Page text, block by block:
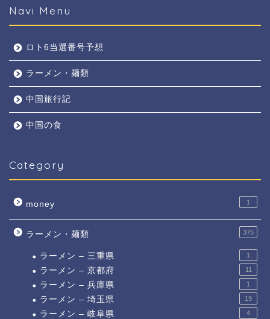
Navi Menu
ロト6当選番号予想
ラーメン・麺類
中国旅行記
中国の食
Category
money 1
ラーメン・麺類 375
ラーメン – 三重県 1
ラーメン – 京都府 11
ラーメン – 兵庫県 1
ラーメン – 埼玉県 19
ラーメン – 岐阜県 4